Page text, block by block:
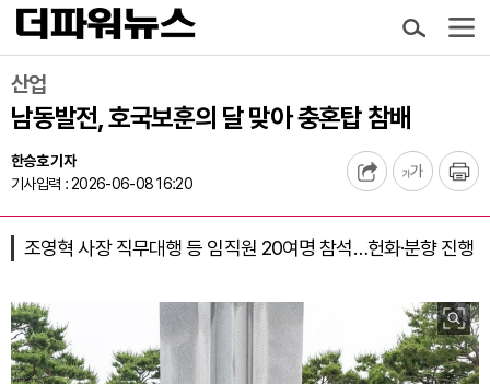
산업
남동발전, 호국보훈의 달 맞아 충혼탑 참배
한승호 기자
기사입력 : 2026-06-08 16:20
조영혁 사장 직무대행 등 임직원 20여명 참석…헌화·분향 진행